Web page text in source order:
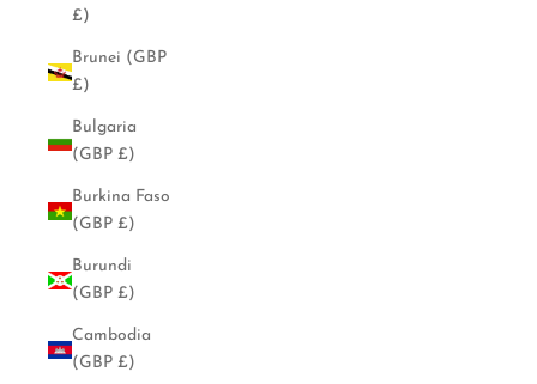
£)
Brunei (GBP
£)
Bulgaria
(GBP £)
Burkina Faso
(GBP £)
Burundi
(GBP £)
Cambodia
(GBP £)